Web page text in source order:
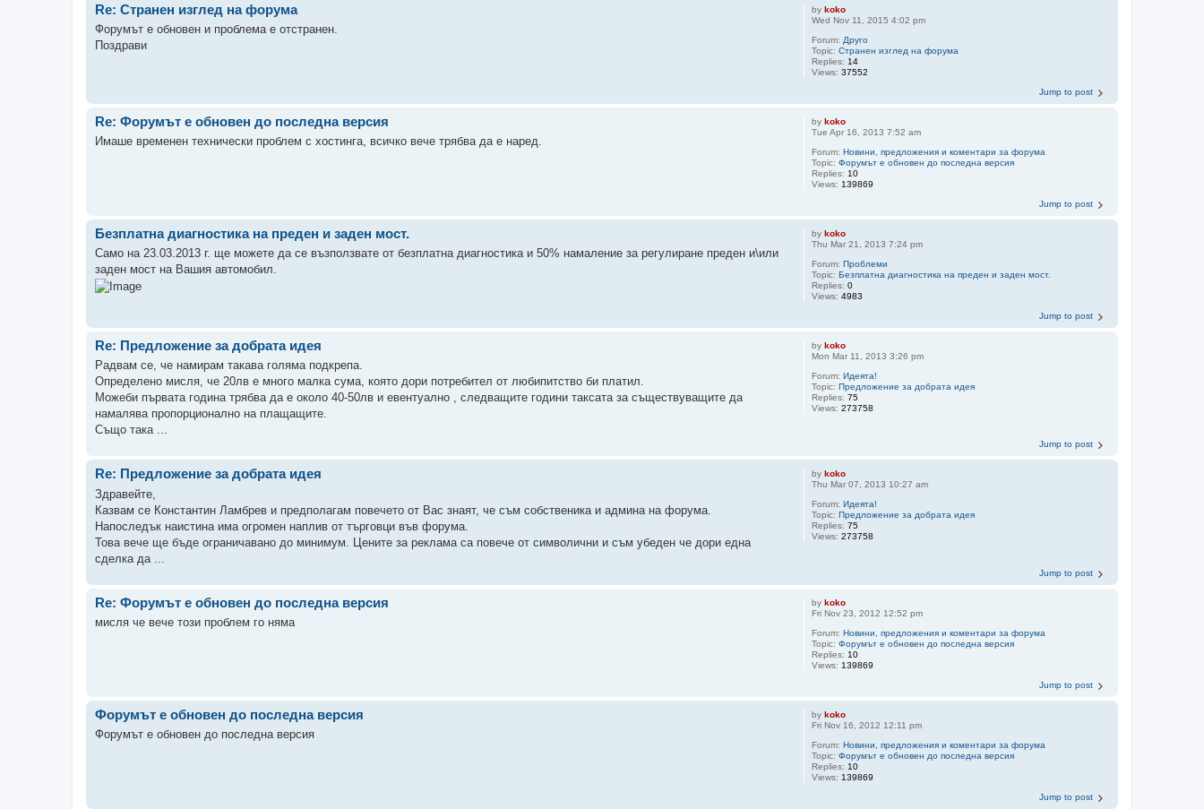
bykoko
Wed Nov 11, 2015 4:02 pm
Forum: Друго
Topic:Странен изглед на форума
Replies: 14
Views:37552
Re: Странен изглед на форума
Форумът е обновен и проблема е отстранен.
Поздрави
Jump to post
bykoko
Tue Apr 16, 2013 7:52 am
Forum:Новини, предложения и коментари за форума
Topic:Форумът е обновен до последна версия
Replies: 10
Views: 139869
Re: Форумът е обновен до последна версия
Имаше временен технически проблем с хостинга, всичко вече трябва да е наред.
Jump to post
bykoko
Thu Mar 21, 2013 7:24 pm
Forum:Проблеми
Topic:Безплатна диагностика на преден и заден мост.
Replies:0
Views:4983
Безплатна диагностика на преден и заден мост.
Само на 23.03.2013 г. ще можете да се възползвате от безплатна диагностика и 50% намаление за регулиране преден и\или
заден мост на Вашия автомобил.
Jump to post
bykoko
Mon Mar 11, 2013 3:26 pm
Forum:Идеята!
Topic:Предложение за добрата идея
Replies:75
Views:273758
Re: Предложение за добрата идея
Радвам се, че намирам такава голяма подкрепа.
Определено мисля, че 20лв е много малка сума, която дори потребител от любипитство би платил.
Можеби първата година трябва да е около 40-50лв и евентуално , следващите години таксата за съществуващите да
намалява пропорционално на плащащите.
Също така ...
Jump to post
bykoko
Thu Mar 07, 2013 10:27 am
Forum:Идеята!
Topic:Предложение за добрата идея
Replies:75
Views:273758
Re: Предложение за добрата идея
Здравейте,
Казвам се Константин Ламбрев и предполагам повечето от Вас знаят, че съм собственика и админа на форума.
Напоследък наистина има огромен наплив от търговци във форума.
Това вече ще бъде ограничавано до минимум. Цените за реклама са повече от символични и съм убеден че дори една
сделка да ...
Jump to post
bykoko
Fri Nov 23, 2012 12:52 pm
Forum:Новини, предложения и коментари за форума
Topic:Форумът е обновен до последна версия
Replies: 10
Views: 139869
Re: Форумът е обновен до последна версия
мисля че вече този проблем го няма
Jump to post
bykoko
Fri Nov 16, 2012 12:11 pm
Forum:Новини, предложения и коментари за форума
Topic:Форумът е обновен до последна версия
Replies: 10
Views: 139869
Форумът е обновен до последна версия
Форумът е обновен до последна версия
Jump to post